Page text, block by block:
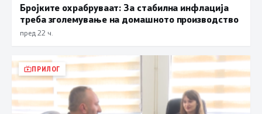
Бројките охрабруваат: За стабилна инфлација
треба зголемување на домашното производство
пред 22 ч.
ПРИЛОГ